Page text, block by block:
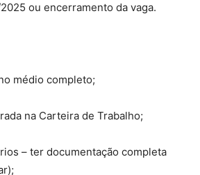
ou encerramento da vaga.
médio completo;
na Carteira de Trabalho;
– ter documentação completa